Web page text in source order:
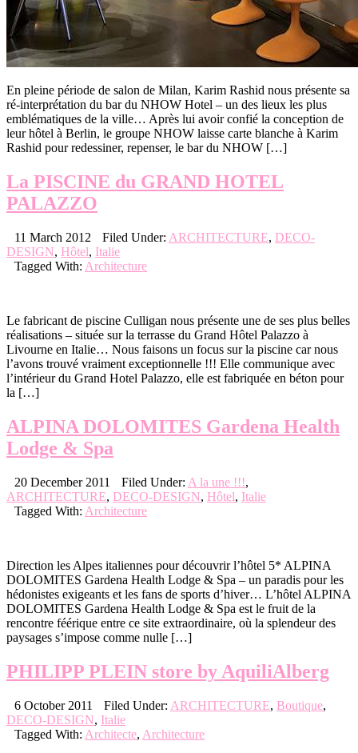
En pleine période de salon de Milan, Karim Rashid nous présente sa
ré-interprétation du bar du NHOW Hotel – un des lieux les plus
emblématiques de la ville… Après lui avoir confié la conception de
leur hôtel à Berlin, le groupe NHOW laisse carte blanche à Karim
Rashid pour redessiner, repenser, le bar du NHOW […]
La PISCINE du GRAND HOTEL
PALAZZO
11 March 2012 Filed Under: ARCHITECTURE, DECO-
DESIGN, Hôtel, Italie
Tagged With: Architecture
Le fabricant de piscine Culligan nous présente une de ses plus belles
réalisations – située sur ​​la terrasse du Grand Hôtel Palazzo à
Livourne en Italie… Nous faisons un focus sur la piscine car nous
l’avons trouvé vraiment exceptionnelle !!! Elle communique avec
l’intérieur du Grand Hotel Palazzo, elle est fabriquée en béton pour
la […]
ALPINA DOLOMITES Gardena Health
Lodge & Spa
20 December 2011 Filed Under: A la une !!!,
ARCHITECTURE, DECO-DESIGN, Hôtel, Italie
Tagged With: Architecture
Direction les Alpes italiennes pour découvrir l’hôtel 5* ALPINA
DOLOMITES Gardena Health Lodge & Spa – un paradis pour les
hédonistes exigeants et les fans de sports d’hiver… L’hôtel ALPINA
DOLOMITES Gardena Health Lodge & Spa est le fruit de la
rencontre féérique entre ce site extraordinaire, où la splendeur des
paysages s’impose comme nulle […]
PHILIPP PLEIN store by AquiliAlberg
6 October 2011 Filed Under: ARCHITECTURE, Boutique,
DECO-DESIGN, Italie
Tagged With: Architecte, Architecture